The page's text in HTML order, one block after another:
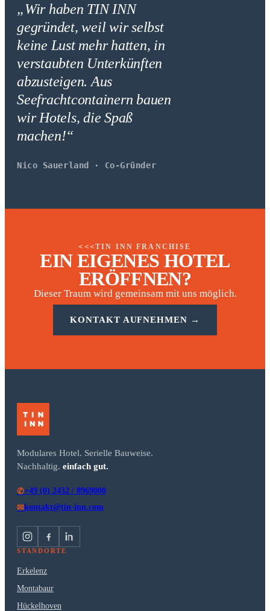
„Wir haben TIN INN
gegründet, weil wir selbst
keine Lust mehr hatten, in
verstaubten Unterkünften
abzusteigen. Aus
Seefrachtcontainern bauen
wir Hotels, die Spaß
machen!“
Nico Sauerland · Co-Gründer
<<<TIN INN FRANCHISE
EIN EIGENES HOTEL
ERÖFFNEN?
Dieser Traum wird gemeinsam mit uns möglich.
KONTAKT AUFNEHMEN →
Modulares Hotel. Serielle Bauweise.
Nachhaltig. einfach gut.
✆+49 (0) 2432 / 8969000
✉kontakt@tin-inn.com
STANDORTE
Erkelenz
Montabaur
Hückelhoven